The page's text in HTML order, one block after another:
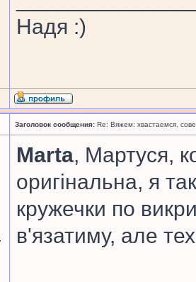
Надя :)
Заголовок сообщения: Re: Вяжем: хвастаемся,
Marta, Мартуся,
оригінальна, я
кружечки по
в'язатиму, але